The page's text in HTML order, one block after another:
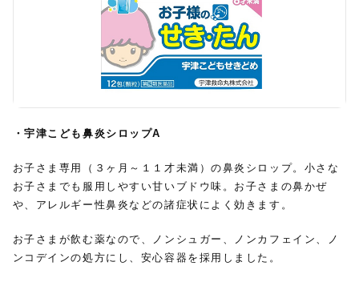
・宇津こども鼻炎シロップA
お子さま専用（３ヶ月～１１才未満）の鼻炎シロップ。小さな
お子さまでも服用しやすい甘いブドウ味。お子さまの鼻かぜ
や、アレルギー性鼻炎などの諸症状によく効きます。
お子さまが飲む薬なので、ノンシュガー、ノンカフェイン、ノ
ンコデインの処方にし、安心容器を採用しました。